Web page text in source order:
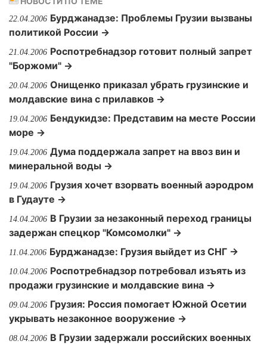
22.04.2006 Бурджанадзе: Проблемы Грузии вызваны
политикой России →
21.04.2006 Роспотребнадзор готовит полный запрет
"Боржоми" →
20.04.2006 Онищенко приказал убрать грузинские и
молдавские вина с прилавков →
19.04.2006 Бендукидзе: Представим на месте России
море →
19.04.2006 Дума поддержала запрет на ввоз вин и
минеральной воды →
19.04.2006 Грузия хочет взорвать военный аэродром
в Гудауте →
14.04.2006 В Грузии за незаконный переход границы
задержан спецкор "Комсомолки" →
11.04.2006 Бурджанадзе: Грузия выйдет из СНГ →
10.04.2006 Роспотребнадзор потребовал изъять из
продажи грузинские и молдавские вина →
09.04.2006 Грузия: Россия помогает Южной Осетии
укрывать незаконное вооружение →
08.04.2006 В Грузии задержали российских военных